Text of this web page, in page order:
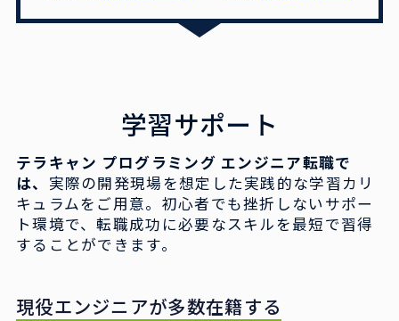
学習サポート
テラキャン プログラミング エンジニア転職で
は、 実際の開発現場を想定した実践的な学習カリ
キュラムをご用意。初心者でも挫折しないサポー
ト環境で、転職成功に必要なスキルを最短で習得
することができます。
現役エンジニアが多数在籍する